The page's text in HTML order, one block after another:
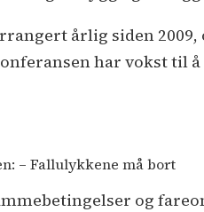
årlig siden
har vokst til
– Fallulykkene må bort
og